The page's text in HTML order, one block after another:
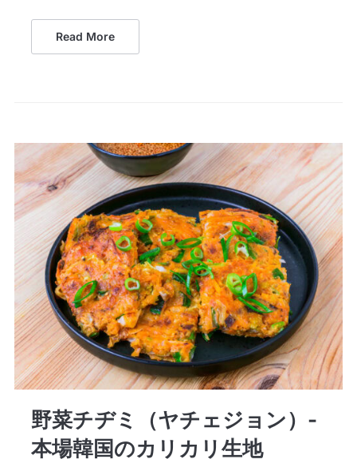
Read More
野菜チヂミ（ヤチェジョン）-
本場韓国のカリカリ生地